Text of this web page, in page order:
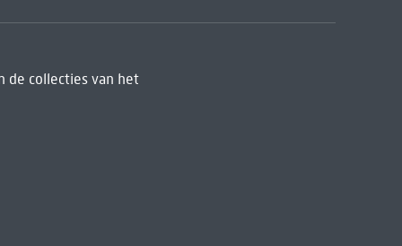
de collecties van het